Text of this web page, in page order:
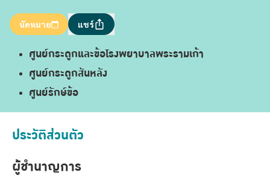
นัดหมาย แชร์
ศูนย์กระดูกและข้อโรงพยาบาลพระรามเก้า
ศูนย์กระดูกสันหลัง
ศูนย์รักษ์ข้อ
ประวัติส่วนตัว
ผู้ชำนาญการ